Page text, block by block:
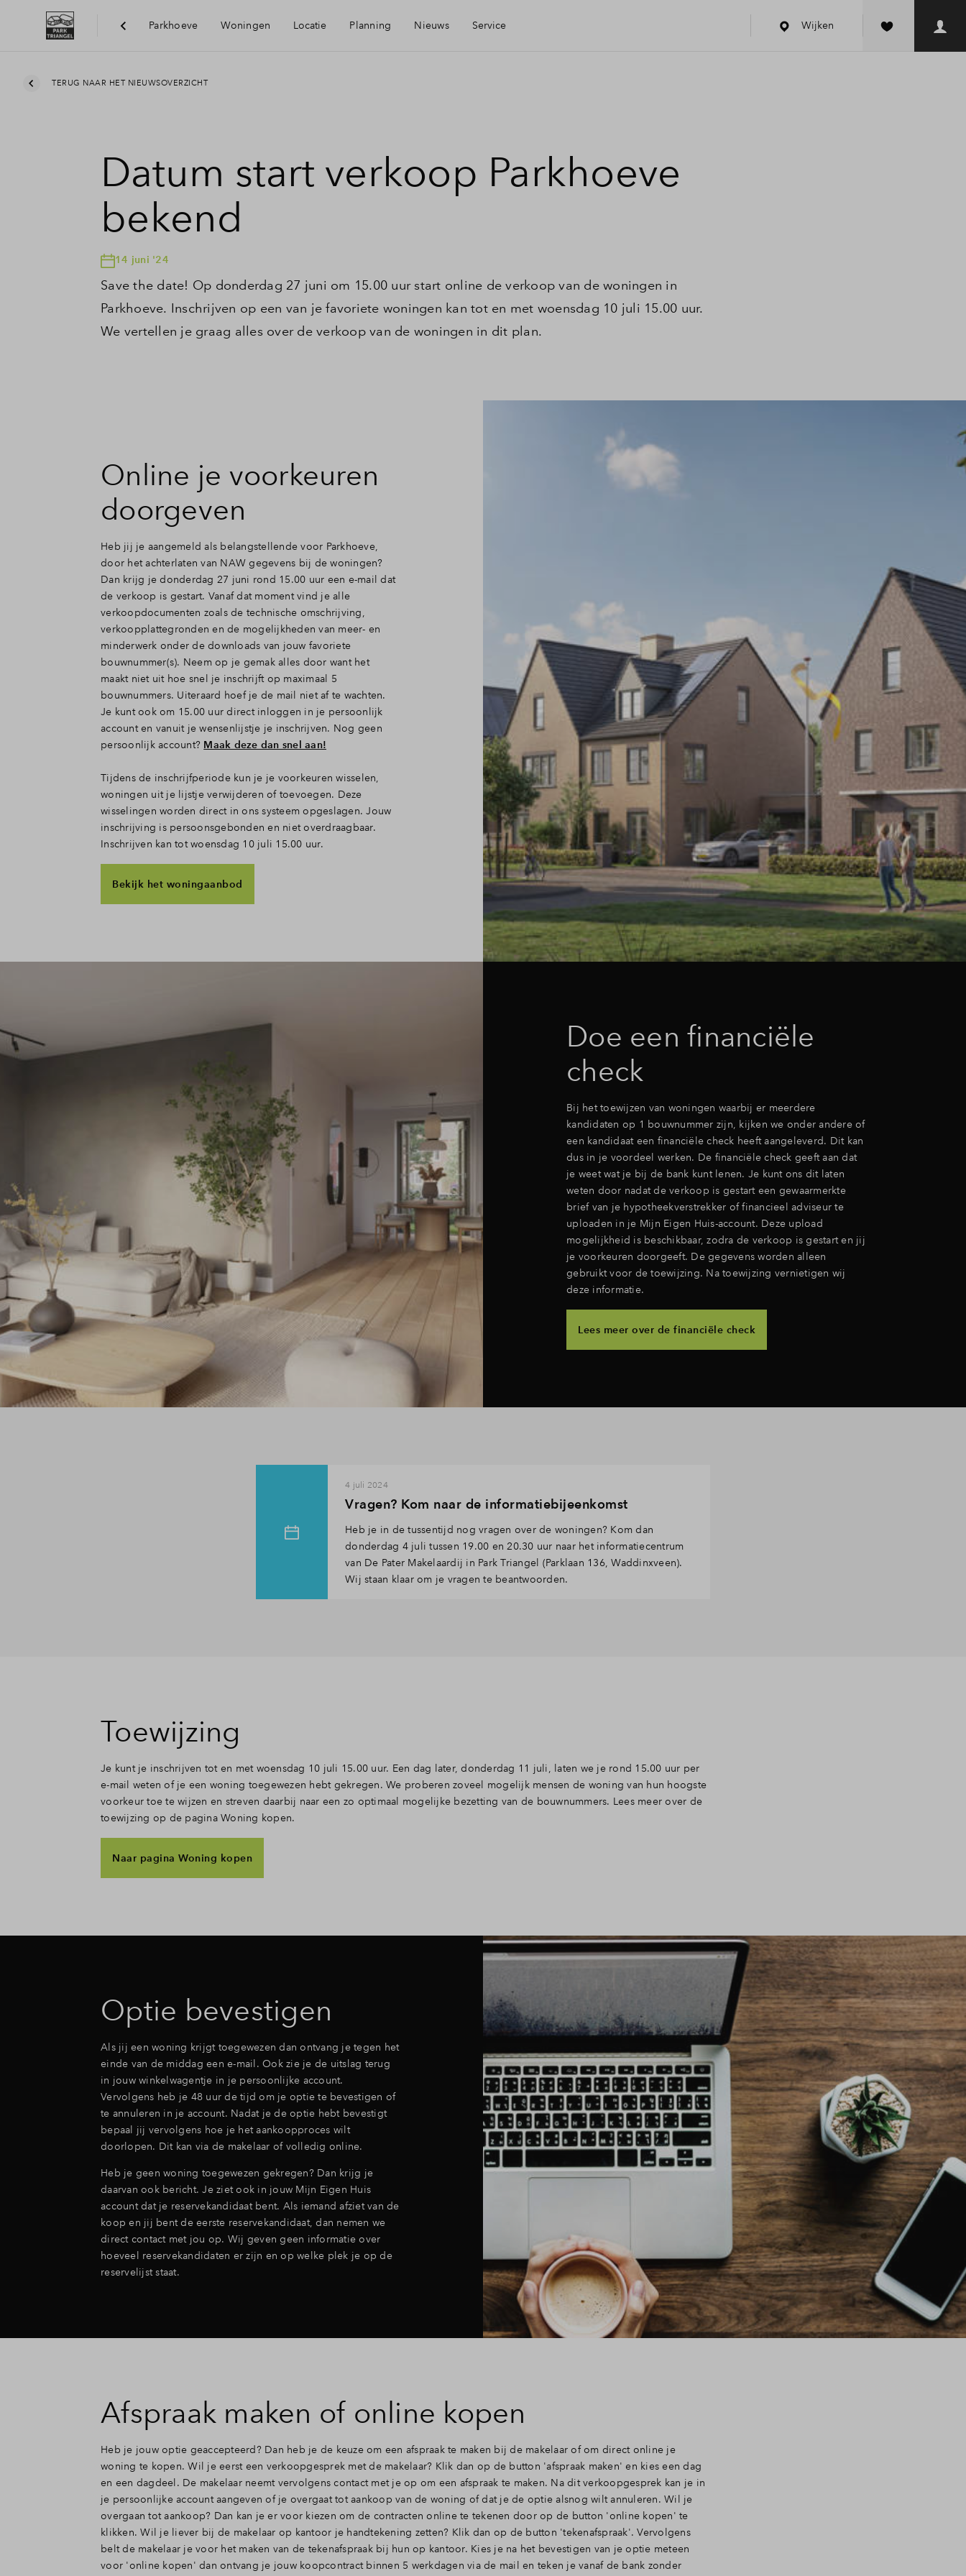
Parkhoeve Woningen Locatie
Duurzaamheid
Planning Nieuws Service
Financiering
Toewijzing
Veelgestelde vragen
Wijken
TERUG NAAR HET NIEUWSOVERZICHT
Datum start verkoop Parkhoeve
bekend
14 juni '24
Save the date! Op donderdag 27 juni om 15.00 uur start online de verkoop van de woningen in
Parkhoeve. Inschrijven op een van je favoriete woningen kan tot en met woensdag 10 juli 15.00 uur.
We vertellen je graag alles over de verkoop van de woningen in dit plan.
Online je voorkeuren
doorgeven
Heb jij je aangemeld als belangstellende voor Parkhoeve,
door het achterlaten van NAW gegevens bij de woningen?
Dan krijg je donderdag 27 juni rond 15.00 uur een e-mail dat
de verkoop is gestart. Vanaf dat moment vind je alle
verkoopdocumenten zoals de technische omschrijving,
verkoopplattegronden en de mogelijkheden van meer- en
minderwerk onder de downloads van jouw favoriete
bouwnummer(s). Neem op je gemak alles door want het
maakt niet uit hoe snel je inschrijft op maximaal 5
bouwnummers. Uiteraard hoef je de mail niet af te wachten.
Je kunt ook om 15.00 uur direct inloggen in je persoonlijk
account en vanuit je wensenlijstje je inschrijven. Nog geen
persoonlijk account? Maak deze dan snel aan!
Tijdens de inschrijfperiode kun je je voorkeuren wisselen,
woningen uit je lijstje verwijderen of toevoegen. Deze
wisselingen worden direct in ons systeem opgeslagen. Jouw
inschrijving is persoonsgebonden en niet overdraagbaar.
Inschrijven kan tot woensdag 10 juli 15.00 uur.
Bekijk het woningaanbod
Doe een financiële
check
Bij het toewijzen van woningen waarbij er meerdere
kandidaten op 1 bouwnummer zijn, kijken we onder andere of
een kandidaat een financiële check heeft aangeleverd. Dit kan
dus in je voordeel werken. De financiële check geeft aan dat
je weet wat je bij de bank kunt lenen. Je kunt ons dit laten
weten door nadat de verkoop is gestart een gewaarmerkte
brief van je hypotheekverstrekker of financieel adviseur te
uploaden in je Mijn Eigen Huis-account. Deze upload
mogelijkheid is beschikbaar, zodra de verkoop is gestart en jij
je voorkeuren doorgeeft. De gegevens worden alleen
gebruikt voor de toewijzing. Na toewijzing vernietigen wij
deze informatie.
Lees meer over de financiële check
4 juli 2024
Vragen? Kom naar de informatiebijeenkomst
Heb je in de tussentijd nog vragen over de woningen? Kom dan
donderdag 4 juli tussen 19.00 en 20.30 uur naar het informatiecentrum
van De Pater Makelaardij in Park Triangel (Parklaan 136, Waddinxveen).
Wij staan klaar om je vragen te beantwoorden.
Toewijzing
Je kunt je inschrijven tot en met woensdag 10 juli 15.00 uur. Een dag later, donderdag 11 juli, laten we je rond 15.00 uur per
e-mail weten of je een woning toegewezen hebt gekregen. We proberen zoveel mogelijk mensen de woning van hun hoogste
voorkeur toe te wijzen en streven daarbij naar een zo optimaal mogelijke bezetting van de bouwnummers. Lees meer over de
toewijzing op de pagina Woning kopen.
Naar pagina Woning kopen
Optie bevestigen
Als jij een woning krijgt toegewezen dan ontvang je tegen het
einde van de middag een e-mail. Ook zie je de uitslag terug
in jouw winkelwagentje in je persoonlijke account.
Vervolgens heb je 48 uur de tijd om je optie te bevestigen of
te annuleren in je account. Nadat je de optie hebt bevestigt
bepaal jij vervolgens hoe je het aankoopproces wilt
doorlopen. Dit kan via de makelaar of volledig online.
Heb je geen woning toegewezen gekregen? Dan krijg je
daarvan ook bericht. Je ziet ook in jouw Mijn Eigen Huis
account dat je reservekandidaat bent. Als iemand afziet van de
koop en jij bent de eerste reservekandidaat, dan nemen we
direct contact met jou op. Wij geven geen informatie over
hoeveel reservekandidaten er zijn en op welke plek je op de
reservelijst staat.
Afspraak maken of online kopen
Heb je jouw optie geaccepteerd? Dan heb je de keuze om een afspraak te maken bij de makelaar of om direct online je
woning te kopen. Wil je eerst een verkoopgesprek met de makelaar? Klik dan op de button 'afspraak maken' en kies een dag
en een dagdeel. De makelaar neemt vervolgens contact met je op om een afspraak te maken. Na dit verkoopgesprek kan je in
je persoonlijke account aangeven of je overgaat tot aankoop van de woning of dat je de optie alsnog wilt annuleren. Wil je
overgaan tot aankoop? Dan kan je er voor kiezen om de contracten online te tekenen door op de button 'online kopen' te
klikken. Wil je liever bij de makelaar op kantoor je handtekening zetten? Klik dan op de button 'tekenafspraak'. Vervolgens
belt de makelaar je voor het maken van de tekenafspraak bij hun op kantoor. Kies je na het bevestigen van je optie meteen
voor 'online kopen' dan ontvang je jouw koopcontract binnen 5 werkdagen via de mail en teken je vanaf de bank zonder